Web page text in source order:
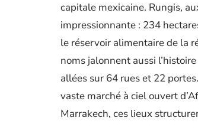
capitale mexicaine. Rungis,
impressionnante : 234
le réservoir alimentaire de la
noms jalonnent aussi
allées sur 64 rues et 22
vaste marché à ciel ouvert
Marrakech, ces lieux